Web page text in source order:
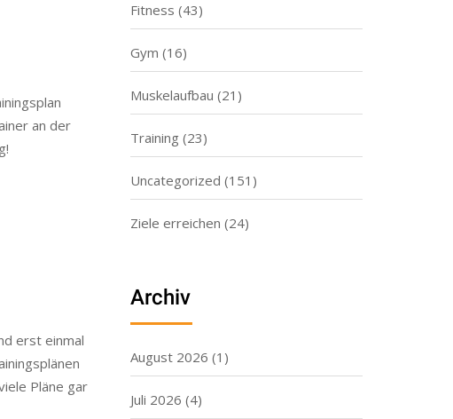
an der
erst einmal
Pläne gar
Fitness (43)
Gym (16)
Muskelaufbau (21)
Training (23)
Uncategorized (151)
Ziele erreichen (24)
Archiv
August 2026 (1)
Juli 2026 (4)